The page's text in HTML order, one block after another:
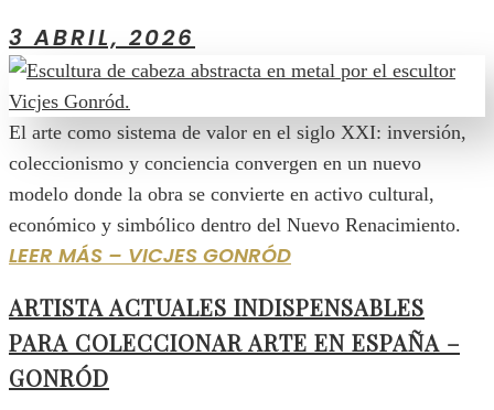
3 ABRIL, 2026
El arte como sistema de valor en el siglo XXI: inversión,
coleccionismo y conciencia convergen en un nuevo
modelo donde la obra se convierte en activo cultural,
económico y simbólico dentro del Nuevo Renacimiento.
LEER MÁS – VICJES GONRÓD
ARTISTA ACTUALES INDISPENSABLES
PARA COLECCIONAR ARTE EN ESPAÑA –
GONRÓD